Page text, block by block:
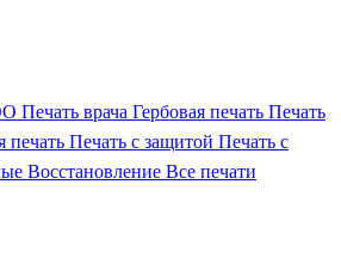
Печать врача Гербовая печать Печать
печать Печать с защитой Печать с
Восстановление Все печати